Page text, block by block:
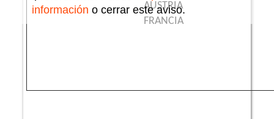
AUSTRIA
FRANCIA
información o cerrar este aviso.